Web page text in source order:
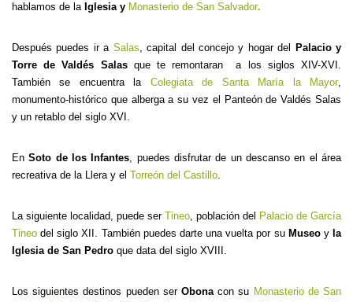
hablamos de la Iglesia y Monasterio de San Salvador.
Después puedes ir a Salas, capital del concejo y hogar del
Palacio y
Torre de Valdés Salasque te remontaran a los siglos XIV-XVI.
También se encuentra la Colegiata de Santa María la Mayor,
monumento-histórico que alberga a su vez el Panteón de Valdés Salas
y un retablo del siglo XVI.
EnSoto de los Infantes, puedes disfrutar de un descanso en el área
recreativa de la Llera y el Torreón del Castillo.
La siguiente localidad, puede ser Tineo, población del Palacio de García
Tineo del siglo XII. También puedes darte una vuelta por su Museo yla
Iglesia de San Pedro que data del siglo XVIII.
Los siguientes destinos pueden ser Obonacon su Monasterio de San